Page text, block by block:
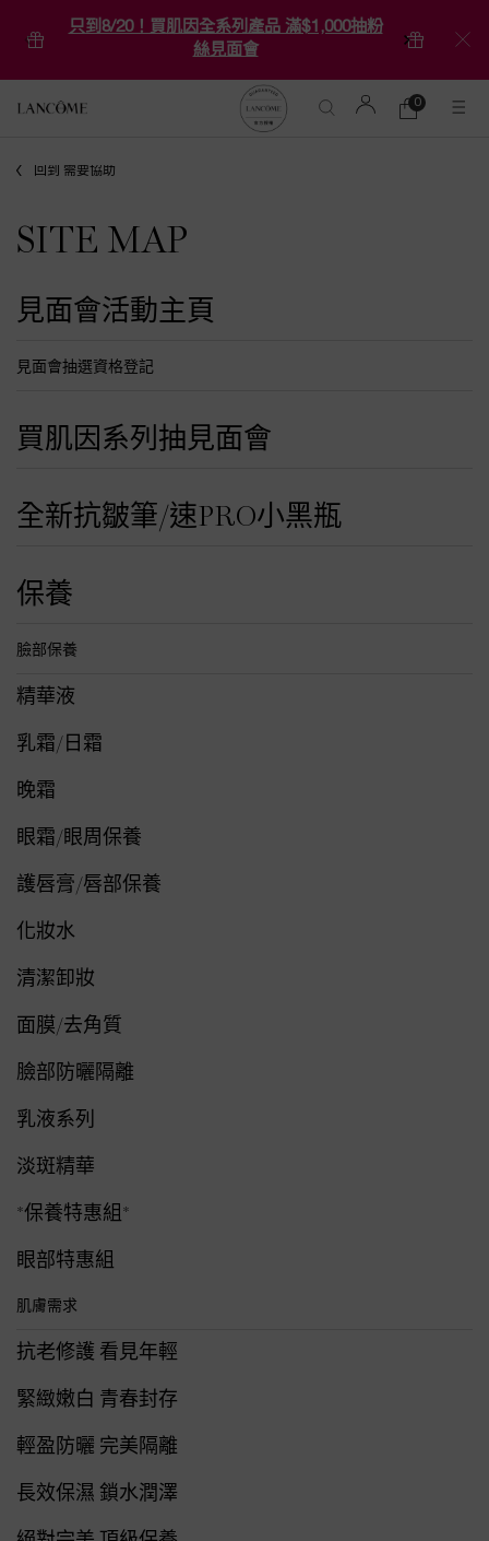
只到8/20！買肌因全系列產品 滿$1,000抽粉
絲見面會
購
0
0 product in
回到 需要協助
SITE MAP
見面會活動主頁
見面會抽選資格登記
買肌因系列抽見面會​
全新抗皺筆/速PRO小黑瓶
保養
臉部保養
精華液
乳霜/日霜
晚霜
眼霜/眼周保養
護唇膏/唇部保養
化妝水
清潔卸妝
面膜/去角質
臉部防曬隔離
乳液系列
淡斑精華
*保養特惠組*
眼部特惠組
肌膚需求
抗老修護 看見年輕
緊緻嫩白 青春封存
輕盈防曬 完美隔離
長效保濕 鎖水潤澤